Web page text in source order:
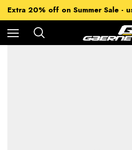
Free Shipping on all
15% off Sitewide - using